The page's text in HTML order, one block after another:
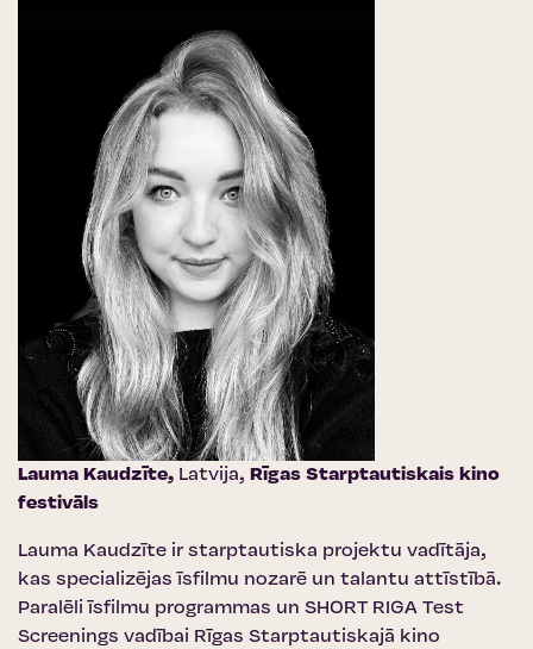
Lauma Kaudzīte, Latvija, Rīgas Starptautiskais kino
festivāls
Lauma Kaudzīte ir starptautiska projektu vadītāja,
kas specializējas īsfilmu nozarē un talantu attīstībā.
Paralēli īsfilmu programmas un SHORT RIGA Test
Screenings vadībai Rīgas Starptautiskajā kino